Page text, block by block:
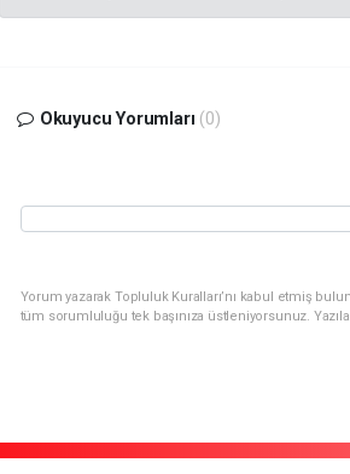
Okuyucu Yorumları (0)
Yorum yazarak Topluluk Kuralları’nı kabul etmiş
tüm sorumluluğu tek başınıza üstleniyorsunuz.